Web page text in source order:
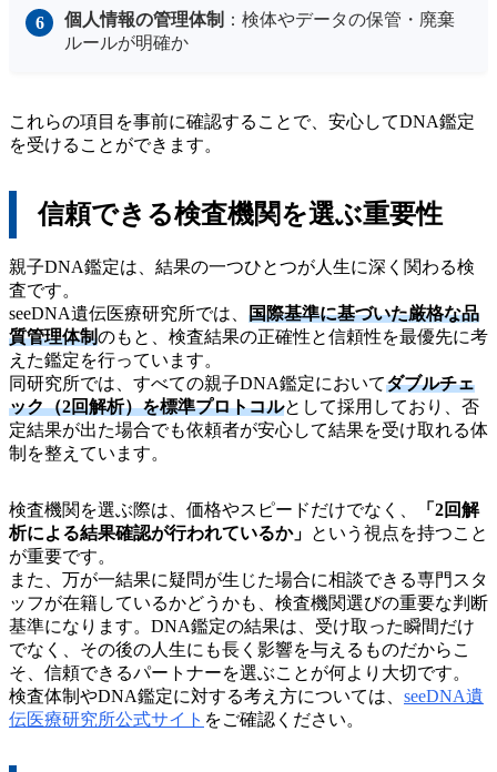
個人情報の管理体制 ：検体やデータの保管・廃棄
ルールが明確か
これらの項目を事前に確認することで、安心してDNA鑑定
を受けることができます。
信頼できる検査機関を選ぶ重要性
親子DNA鑑定は、結果の一つひとつが人生に深く関わる検
査です。
seeDNA遺伝医療研究所では、 国際基準に基づいた厳格な品
質管理体制のもと、検査結果の正確性と信頼性を最優先に考
えた鑑定を行っています。
同研究所では、すべての親子DNA鑑定においてダブルチェ
ック（2回解析）を標準プロトコルとして採用しており、否
定結果が出た場合でも依頼者が安心して結果を受け取れる体
制を整えています。
検査機関を選ぶ際は、価格やスピードだけでなく、
「2回解
析による結果確認が行われているか」 という視点を持つこと
が重要です。
また、万が一結果に疑問が生じた場合に相談できる専門スタ
ッフが在籍しているかどうかも、検査機関選びの重要な判断
基準になります。DNA鑑定の結果は、受け取った瞬間だけ
でなく、その後の人生にも長く影響を与えるものだからこ
そ、信頼できるパートナーを選ぶことが何より大切です。
検査体制やDNA鑑定に対する考え方については、 seeDNA遺
伝医療研究所公式サイト をご確認ください。